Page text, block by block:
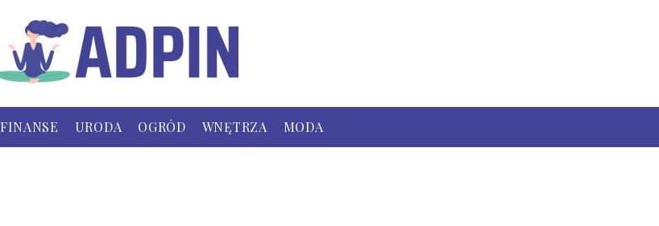
FINANSE URODA OGRÓD WNĘTRZA MODA